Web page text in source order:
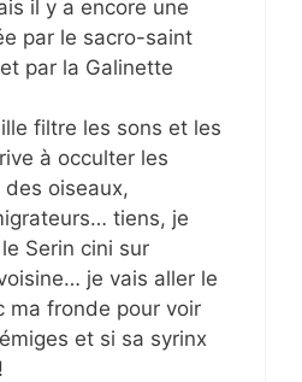
il y a encore une
par le sacro-saint
par la Galinette
filtre les sons et les
à occulter les
oiseaux,
tiens, je
Serin cini sur
je vais aller le
ma fronde pour voir
et si sa syrinx